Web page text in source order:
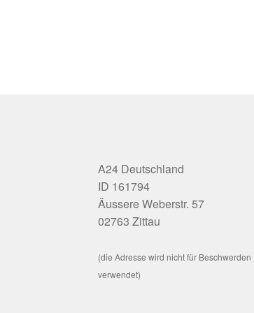
A24 Deutschland
ID 161794
Äussere Weberstr. 57
02763 Zittau
(die Adresse wird nicht für Beschwerden
verwendet)